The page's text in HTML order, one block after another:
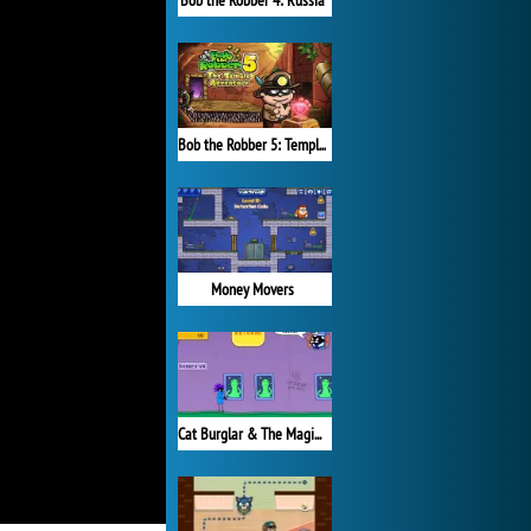
Bob the Robber 5: Temple Adventure
Money Movers
Cat Burglar & The Magic Museum